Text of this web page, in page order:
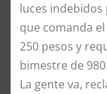
luces indebidos
que comanda
250 pesos y
bimestre de 980.
La gente va,